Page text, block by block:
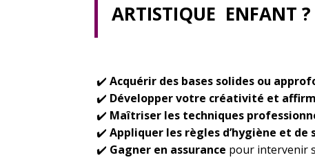
ARTISTIQUE ENFANT ?
✔️Acquérir des bases solides ou
✔️ Développer votre créativité et
✔️ Maîtriser les techniques
✔️Appliquer les règles d’hygiène et de
✔️ Gagner en assurance pour intervenir